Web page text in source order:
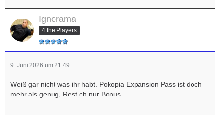
Ignorama
4 the Players
9. Juni 2026 um 21:49
Weiß gar nicht was ihr habt. Pokopia Expansion Pass ist doch
mehr als genug, Rest eh nur Bonus